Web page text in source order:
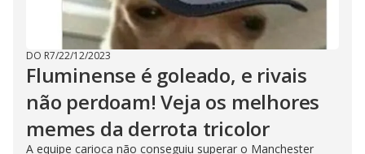
DO R7/22/12/2023
Fluminense é goleado, e rivais
não perdoam! Veja os melhores
memes da derrota tricolor
A equipe carioca não conseguiu superar o Manchester